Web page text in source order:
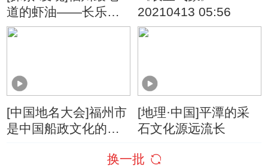
道的虾油——长乐虾
油
20210413 05:56
[中国地名大会]福州市
是中国船政文化的发
[地理·中国]平潭的采
石文化源远流长
换一批